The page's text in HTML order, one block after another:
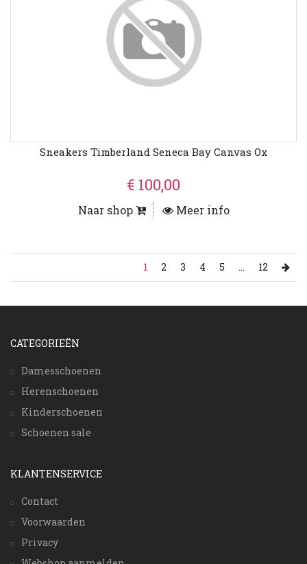
Sneakers Timberland Seneca Bay Canvas Ox
€ 100,00
Naar shop Meer info
1 2 3 4 5 ... 12
CATEGORIEËN
Damesschoenen
Herenschoenen
Kinderschoenen
Schoenen sale
KLANTENSERVICE
Contact
Voorwaarden
Privacy